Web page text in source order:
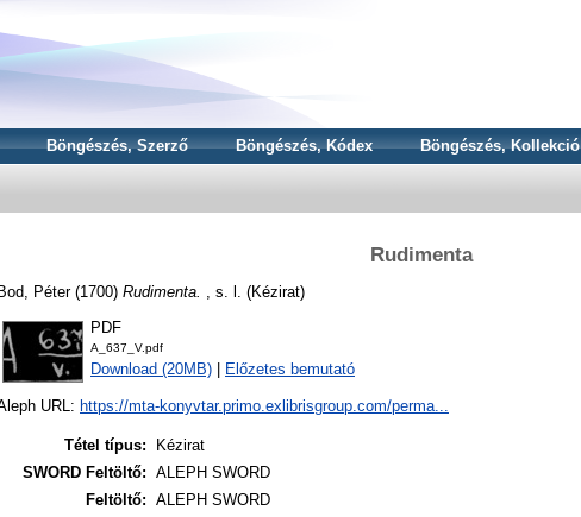
Böngészés, Szerző Böngészés, Kódex Böngészés, Kollekció
Rudimenta
Péter(1700) Rudimenta. , s. l. (Kézirat)
PDF
A_637_V.pdf
Download (20MB) Előzetes bemutató
URL: https://mta-konyvtar.primo.exlibrisgroup.com/perma...
Tétel típus:
Kézirat
SWORD Feltöltő: ALEPH SWORD
Feltöltő: ALEPH SWORD